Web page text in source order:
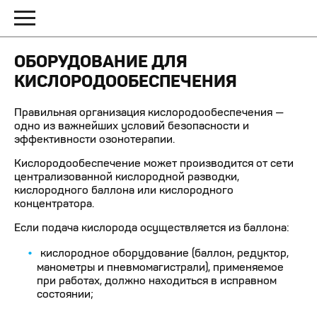
ОБОРУДОВАНИЕ ДЛЯ
КИСЛОРОДООБЕСПЕЧЕНИЯ
Правильная организация кислородообеспечения —
одно из важнейших условий безопасности и
эффективности озонотерапии.
Кислородообеспечение может производится от сети
централизованной кислородной разводки,
кислородного баллона или кислородного
концентратора.
Если подача кислорода осуществляется из баллона:
кислородное оборудование (баллон, редуктор,
манометры и пневмомагистрали), применяемое
при работах, должно находиться в исправном
состоянии;